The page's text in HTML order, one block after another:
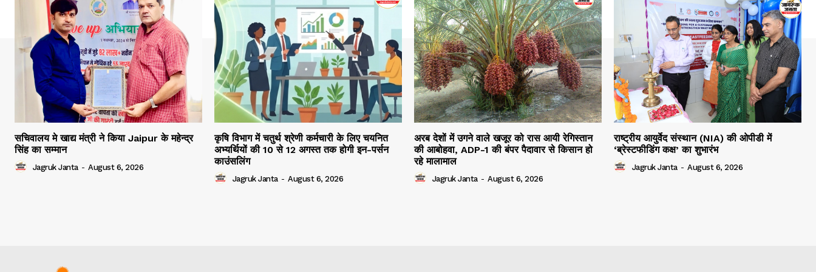
सचिवालय मे खाद्य मंत्री ने किया Jaipur के महेन्द्र
सिंह का सम्मान
Jagruk Janta - August 6, 2026
कृषि विभाग में चतुर्थ श्रेणी कर्मचारी के लिए चयनित
अभ्यर्थियों की 10 से 12 अगस्त तक होगी इन-पर्सन
काउंसलिंग
Jagruk Janta - August 6, 2026
अरब देशों में उगने वाले खजूर को रास आयी रेगिस्तान
की आबोहवा, ADP-1 की बंपर पैदावार से किसान हो
रहे मालामाल
Jagruk Janta - August 6, 2026
राष्ट्रीय आयुर्वेद संस्थान (NIA) की ओपीडी में
‘ब्रेस्टफीडिंग कक्ष’ का शुभारंभ
Jagruk Janta - August 6, 2026